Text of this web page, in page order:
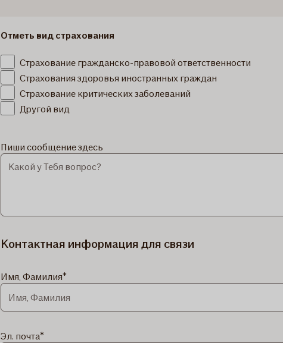
Отметь вид страхования
Страхование гражданско-правовой ответственности
Страхования здоровья иностранных граждан
Страхование критических заболеваний
Другой вид
Пиши сообщение здесь
Контактная информация для связи
Имя, Фамилия
Эл. почта